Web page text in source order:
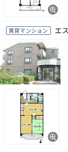
賃貸マンション エ